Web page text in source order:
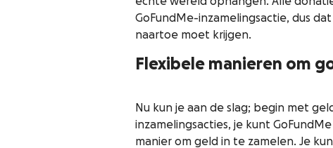
GoFundMe-inzamelingsactie, dus
naartoe moet krijgen.
Flexibele manieren om
Nu kun je aan de slag; begin met
inzamelingsacties, je kunt
manier om geld in te zamelen. Je